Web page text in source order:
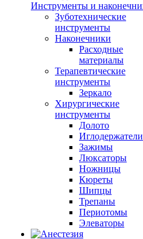
Инструменты и
Зуботехнические
инструменты
Наконечники
Расходные
материалы
Терапевтические
инструменты
Зеркало
Хирургические
инструменты
Долото
Иглодержатели
Зажимы
Люксаторы
Ножницы
Кюреты
Шипцы
Трепаны
Периотомы
Элеваторы